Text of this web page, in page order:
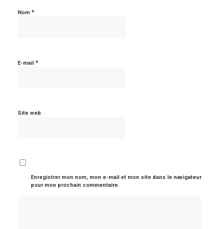
Nom *
E-mail *
Site web
Enregistrer mon nom, mon e-mail et mon site dans le navigateur
pour mon prochain commentaire.